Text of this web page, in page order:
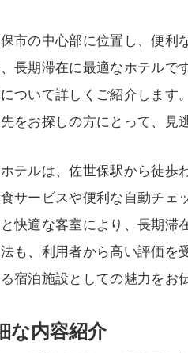
市の中心部に位置し、便利
長期滞在に最適なホテルで
ついて詳しくご紹介します
をお探しの方にとって、見
テルは、佐世保駅から徒歩
サービスや便利な自動チェ
快適な客室により、長期滞
も、利用者から高い評価を
宿泊施設としての魅力をお
な内容紹介